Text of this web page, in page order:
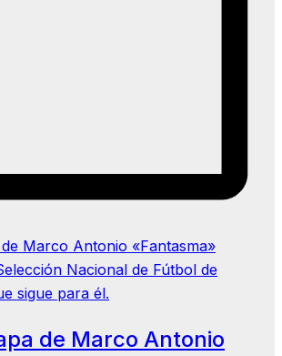
de Marco Antonio